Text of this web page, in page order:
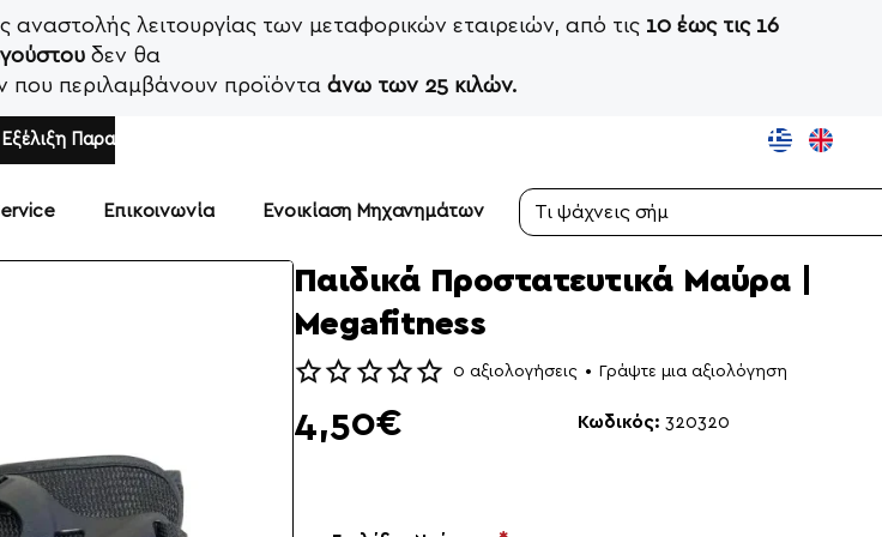
αναστολής λειτουργίας των μεταφορικών εταιρειών, από τις 10 έως τις 16
δεν θα
που περιλαμβάνουν προϊόντα άνω των 25 κιλών.
Εξέλιξη Παραγγελίας
Επικοινωνία Ενοικίαση Μηχανημάτων
Τι
Παιδικά Προστατευτικά Μαύρα |
Megafitness
0 αξιολογήσεις • Γράψτε μια αξιολόγηση
4,50€ Κωδικός: 320320